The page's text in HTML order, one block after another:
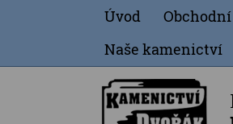
Úvod
Naše kamenictví